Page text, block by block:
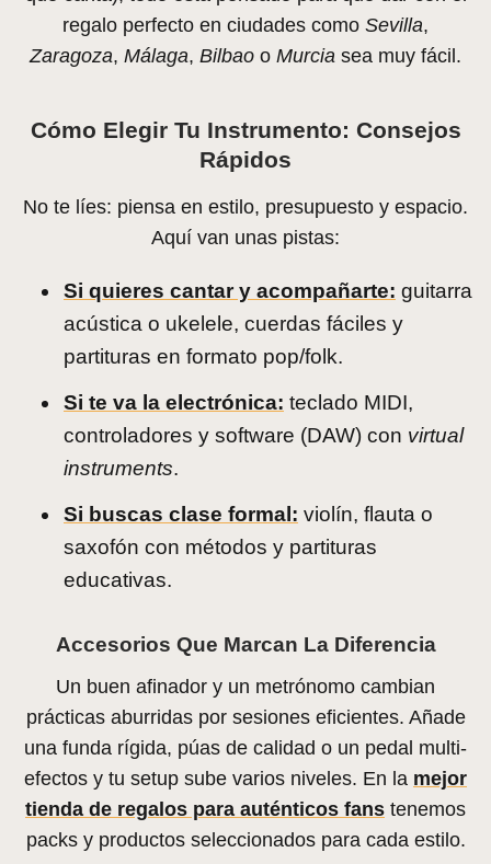
regalo perfecto en ciudades como Sevilla,
Zaragoza, Málaga, Bilbao o Murcia sea muy fácil.
Cómo Elegir Tu Instrumento: Consejos
Rápidos
No te líes: piensa en estilo, presupuesto y espacio.
Aquí van unas pistas:
Si quieres cantar y acompañarte: guitarra
acústica o ukelele, cuerdas fáciles y
partituras en formato pop/folk.
Si te va la electrónica: teclado MIDI,
controladores y software (DAW) con virtual
instruments.
Si buscas clase formal: violín, flauta o
saxofón con métodos y partituras
educativas.
Accesorios Que Marcan La Diferencia
Un buen afinador y un metrónomo cambian
prácticas aburridas por sesiones eficientes. Añade
una funda rígida, púas de calidad o un pedal multi-
efectos y tu setup sube varios niveles. En la mejor
tienda de regalos para auténticos fans tenemos
packs y productos seleccionados para cada estilo.